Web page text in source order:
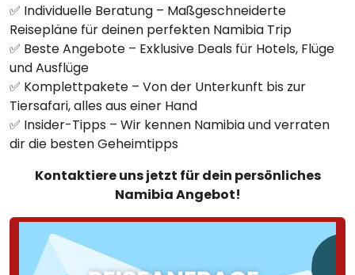
✅ Individuelle Beratung – Maßgeschneiderte
Reisepläne für deinen perfekten Namibia Trip
✅ Beste Angebote – Exklusive Deals für Hotels, Flüge
und Ausflüge
✅ Komplettpakete – Von der Unterkunft bis zur
Tiersafari, alles aus einer Hand
✅ Insider-Tipps – Wir kennen Namibia und verraten
dir die besten Geheimtipps
Kontaktiere uns jetzt für dein persönliches
Namibia Angebot!